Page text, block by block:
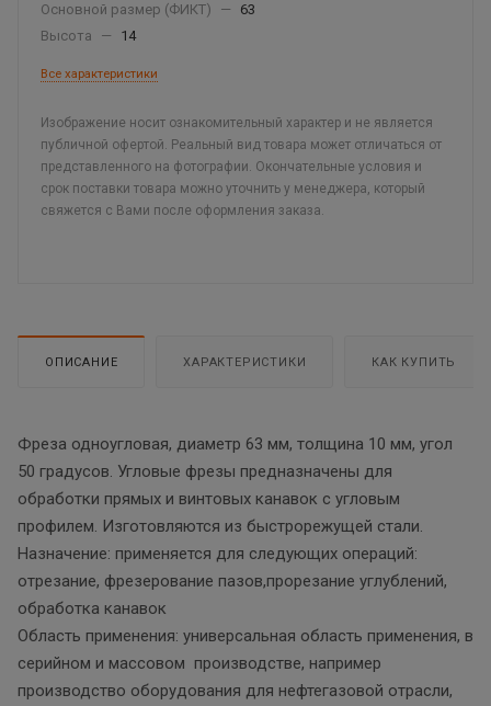
Основной размер (ФИКТ)
—
63
Высота
— 14
Все характеристики
Изображение носит ознакомительный характер и не является
публичной офертой. Реальный вид товара может отличаться от
представленного на фотографии. Окончательные условия и
срок поставки товара можно уточнить у менеджера, который
свяжется с Вами после оформления заказа.
ОПИСАНИЕ ХАРАКТЕРИСТИКИ КАК КУПИТЬ
Фреза одноугловая, диаметр 63 мм, толщина 10 мм, угол
50 градусов. Угловые фрезы предназначены для
обработки прямых и винтовых канавок с угловым
профилем. Изготовляются из быстрорежущей стали.
Назначение: применяется для следующих операций:
отрезание, фрезерование пазов,прорезание углублений,
обработка канавок
Область применения: универсальная область применения, в
серийном и массовом производстве, например
производство оборудования для нефтегазовой отрасли,